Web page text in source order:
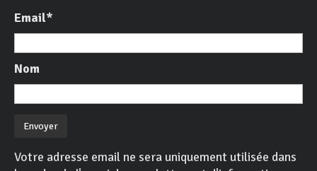
Email*
Nom
Votre adresse email ne sera uniquement utilisée dans